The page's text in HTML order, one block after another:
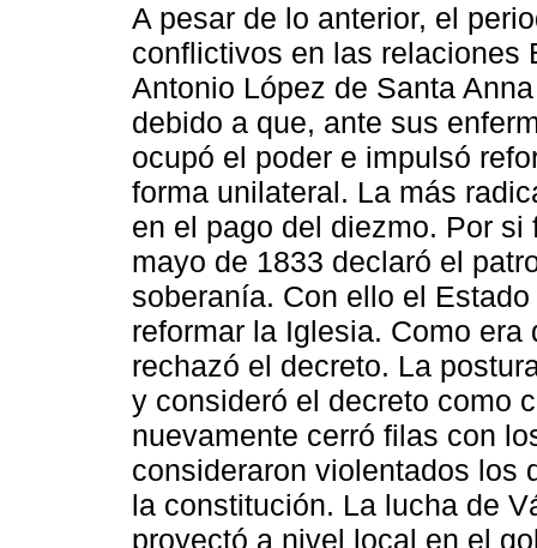
A pesar de lo anterior, el
conflictivos en las relaciones
Antonio López de Santa
debido a que, ante sus
ocupó el poder e impulsó
forma unilateral. La más
en el pago del diezmo. Por
mayo de 1833 declaró el
soberanía. Con ello el
reformar la Iglesia. Como
rechazó el decreto. La
y consideró el decreto como
nuevamente cerró filas con
consideraron violentados los
la constitución. La lucha de
proyectó a nivel local en el